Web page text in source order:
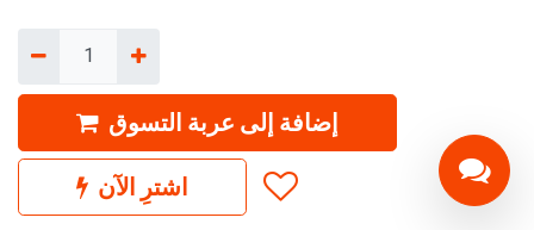
إضافة إلى عربة التسوق
اشترِ الآن